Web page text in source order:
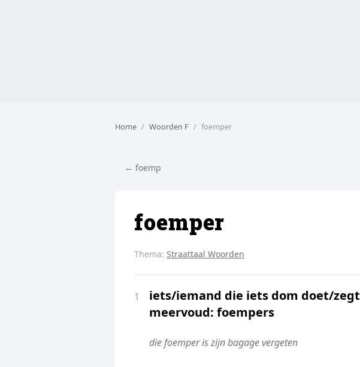
Home Woorden F foemper
← foemp
foemper
Thema: Straattaal Woorden
1
iets/iemand die iets dom doet/zegt
meervoud: foempers
die foemper is zijn bagage vergeten